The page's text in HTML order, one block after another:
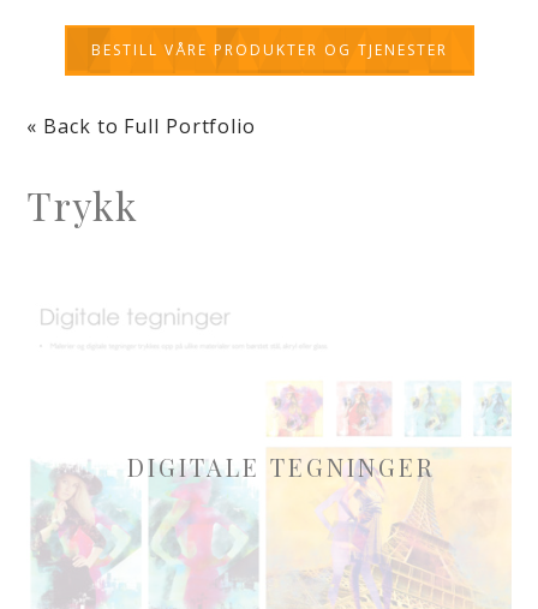
BESTILL VÅRE PRODUKTER OG TJENESTER
« Back to Full Portfolio
Trykk
DIGITALE TEGNINGER